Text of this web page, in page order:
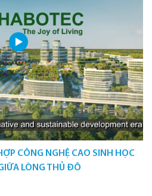
CÔNG NGHỆ CAO SINH HỌC
LÒNG THỦ ĐÔ